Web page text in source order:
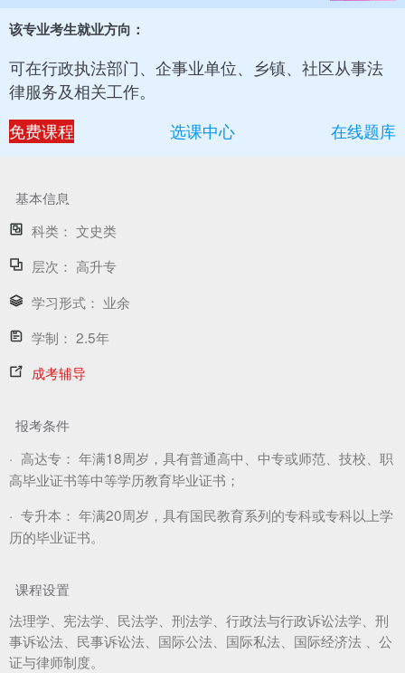
该专业考生就业方向：
可在行政执法部门、企事业单位、乡镇、社区从事法
律服务及相关工作。
免费课程
选课中心 在线题库
基本信息
科类： 文史类
层次： 高升专
学习形式： 业余
学制： 2.5年
成考辅导
报考条件
· 高达专： 年满18周岁，具有普通高中、中专或师范、技校、职
高毕业证书等中等学历教育毕业证书；
· 专升本： 年满20周岁，具有国民教育系列的专科或专科以上学
历的毕业证书。
课程设置
法理学、宪法学、民法学、刑法学、行政法与行政诉讼法学、刑
事诉讼法、民事诉讼法、国际公法、国际私法、国际经济法 、公
证与律师制度。